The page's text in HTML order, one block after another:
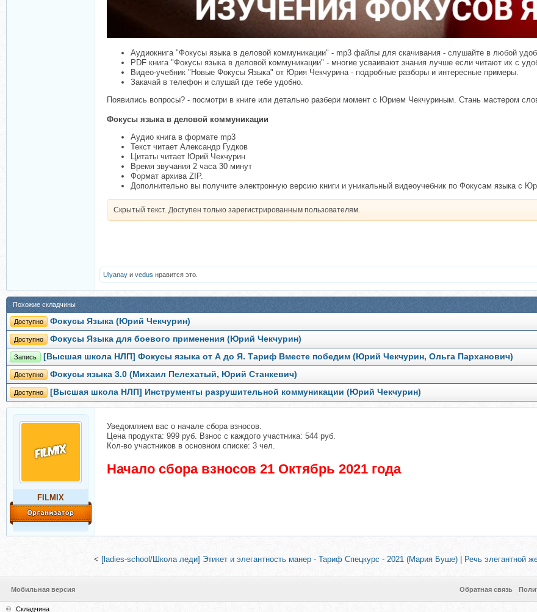
Аудиокнига "Фокусы языка в деловой коммуникации" - mp3 файлы для скачивания - слушайте в любой
PDF книга "Фокусы языка в деловой коммуникации" - многие усваивают знания лучше если читают их с
Видео-учебник "Новые Фокусы Языка" от Юрия Чекчурина - подробные разборы и интересные примеры.
Закачай в телефон и слушай где тебе удобно.
Появились вопросы? - посмотри в книге или детально разбери момент с Юрием Чекчуриным. Стань мастером
Фокусы языка в деловой коммуникации
Аудио книга в формате mp3
Текст читает Александр Гудков
Цитаты читает Юрий Чекчурин
Время звучания 2 часа 30 минут
Формат архива ZIP.
Дополнительно вы получите электронную версию книги и уникальный видеоучебник по Фокусам языка с
Скрытый текст. Доступен только зарегистрированным пользователям.
Ulyanay и vedus нравится это.
Похожие складчины
Доступно Фокусы Языка (Юрий Чекчурин)
Доступно Фокусы Языка для боевого применения (Юрий Чекчурин)
Запись [Высшая школа НЛП] Фокусы языка от А до Я. Тариф Вместе победим (Юрий Чекчурин, Ольга Парханович)
Доступно Фокусы языка 3.0 (Михаил Пелехатый, Юрий Станкевич)
Доступно [Высшая школа НЛП] Инструменты разрушительной коммуникации (Юрий Чекчурин)
FILMIX
Уведомляем вас о начале сбора взносов.
Цена продукта: 999 руб. Взнос с каждого участника: 544 руб.
Кол-во участников в основном списке: 3 чел.
Начало сбора взносов 21 Октябрь 2021 года
< [ladies-school/Школа леди] Этикет и элегантность манер - Тариф Спецкурс - 2021 (Мария Буше)| Речь элегантной
Мобильная версия Обратная связь
© Складчина